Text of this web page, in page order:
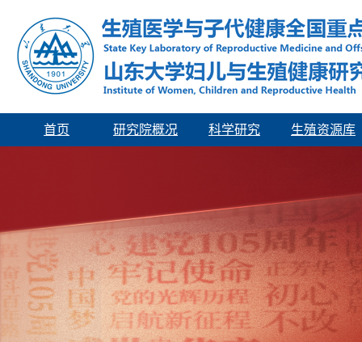
首页 研究院概况 科学研究 生殖资源库